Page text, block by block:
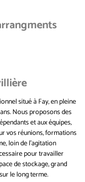
situé à Fay, en pleine
Nous proposons des
et aux équipes,
vos réunions, formations
loin de l'agitation
pour travailler
de stockage, grand
le long terme.